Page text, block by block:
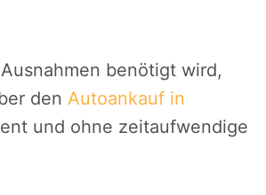
benötigt wird,
den Autoankauf in
und ohne zeitaufwendige